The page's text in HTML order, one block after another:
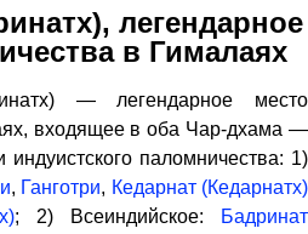
легендарное
в Гималаях
— легендарное место
входящее в оба Чар-дхама —
паломничества: 1)
, Ганготри, Кедарнат (Кедарнатх)
; 2) Всеиндийское:
Бадринат